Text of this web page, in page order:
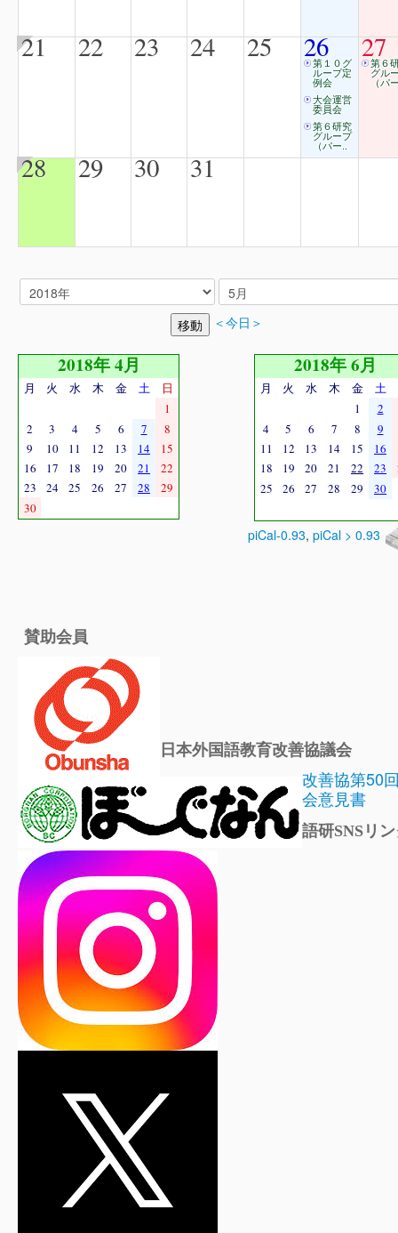
21 22 23 24 25 26
第１０グ
ループ定
例会
大会運営
委員会
第６研究
グループ
（パー..
27
第６
グル
（パ
28 29 30 31
＜今日＞
2018年 4月
月 火 水 木 金 土
日
1
2
3 4 5 6 7
8
9
10 11 12 13 14
15
16
17 18 19 20 21
22
23
24 25 26 27 28
29
30
2018年 6月
月 火 水 木 金 土
1
2
4
5 6 7 8 9
11
12 13 14 15 16
18
19 20 21 22 23
25
26 27 28 29 30
piCal-0.93, piCal > 0.93
賛助会員
日本外国語教育改善協議会
改善協第50
会意見書
語研SNSリ